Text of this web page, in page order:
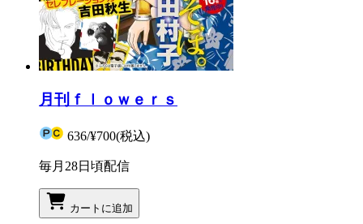
月刊ｆｌｏｗｅｒｓ
636/¥700(税込)
毎月28日頃配信
カートに追加